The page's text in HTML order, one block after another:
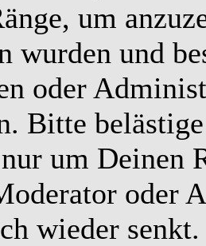
um
wurden und
oder
Bitte
um Deinen
oder
wieder senkt.